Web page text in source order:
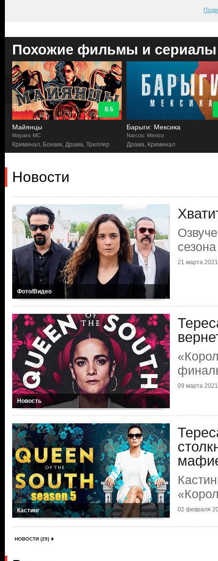
Похожие фильмы и сериалы
8.6
Майянцы
Mayans MC
Криминал, Боевик, Драма, Триллер
Барыги: Мексика
Narcos: Mexico
Драма, Криминал
Новости
Фото/Видео
21 марта 2021
Новость
09 марта 2021
Кастинг 02 февраля
НОВОСТИ (29)